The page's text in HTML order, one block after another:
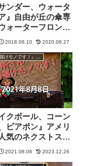
ンダー、ウォータ
』自由が丘の傘専
ォーターフロン
【所さんお届けモ
2018.06.10 2020.06.27
『所さんお届けモノです！』過去の紹介品
クボール、コーン
ビアポン』アメリ
気のネクストスポ
介【所さんお届け
2021.08.06 2023.12.26